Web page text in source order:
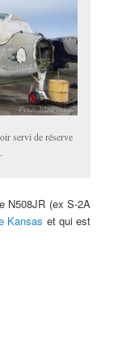
servi de réserve
N508JR (ex S-2A
Kansas et qui est